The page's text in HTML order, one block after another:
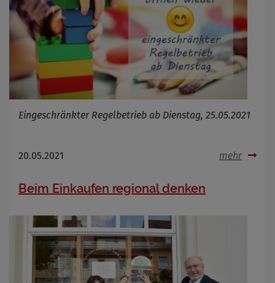
Eingeschränkter Regelbetrieb ab Dienstag, 25.05.2021
20.05.2021 mehr
Beim Einkaufen regional denken